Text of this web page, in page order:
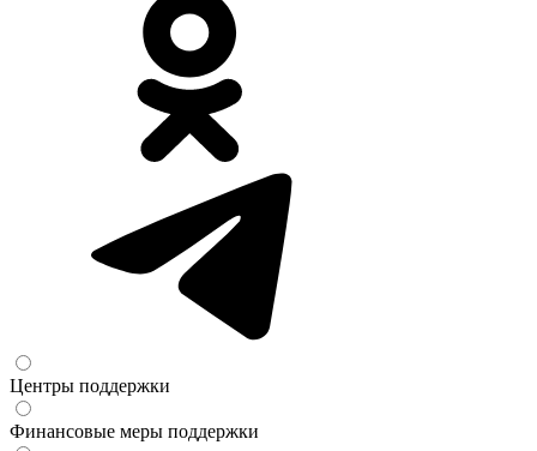
Центры поддержки
Финансовые меры поддержки